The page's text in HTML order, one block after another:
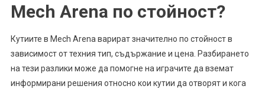
Mech Arena по стойност?
Кутиите в Mech Arena варират значително по стойност в
зависимост от техния тип, съдържание и цена. Разбирането
на тези разлики може да помогне на играчите да вземат
информирани решения относно кои кутии да отворят и кога